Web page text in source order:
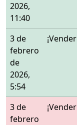
2026,
11:40
3 de
febrero
de
2026,
5:54
¡Vender
3 de
febrero
¡Vender